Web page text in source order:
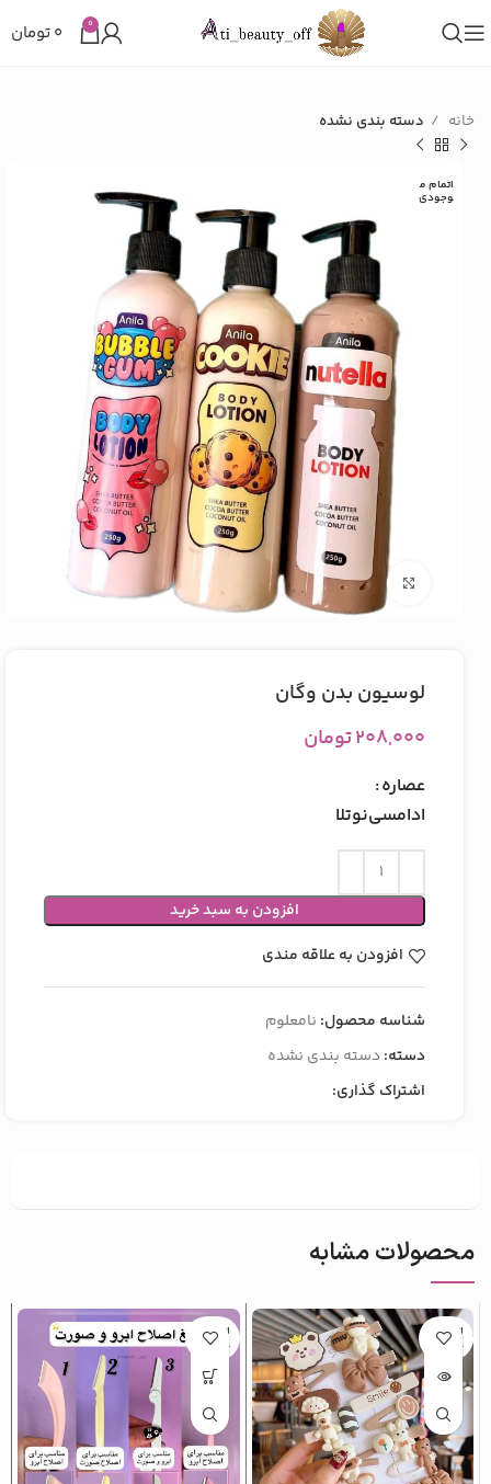
0 ۰تومان
خانه دسته بندی نشده
اتمام م
وجودی
بزرگنمایی تصویر
لوسیون بدن وگان
۲۰۸,۰۰۰تومان
عصاره
ادامسینوتلا
افزودن به سبد خرید
افزودن به علاقه مندی
شناسه محصول: نامعلوم
دسته:دسته بندی نشده
اشتراک گذاری:
محصولات مشابه
اتمام م
وجودی
اتمام م
وجودی